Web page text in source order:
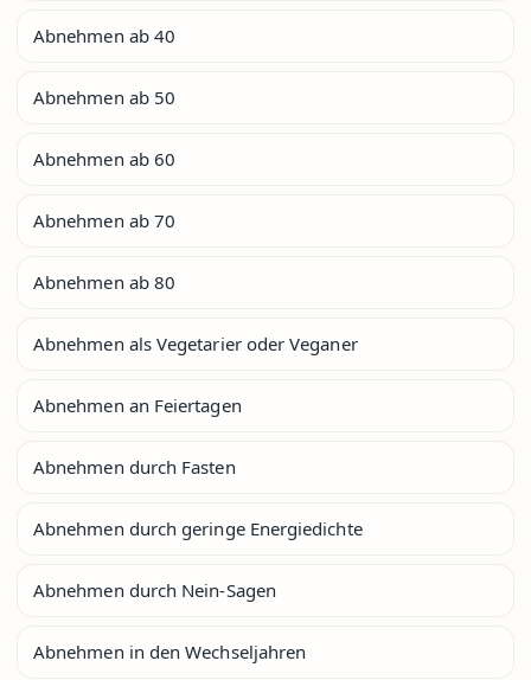
Abnehmen ab 40
Abnehmen ab 50
Abnehmen ab 60
Abnehmen ab 70
Abnehmen ab 80
Abnehmen als Vegetarier oder Veganer
Abnehmen an Feiertagen
Abnehmen durch Fasten
Abnehmen durch geringe Energiedichte
Abnehmen durch Nein-Sagen
Abnehmen in den Wechseljahren